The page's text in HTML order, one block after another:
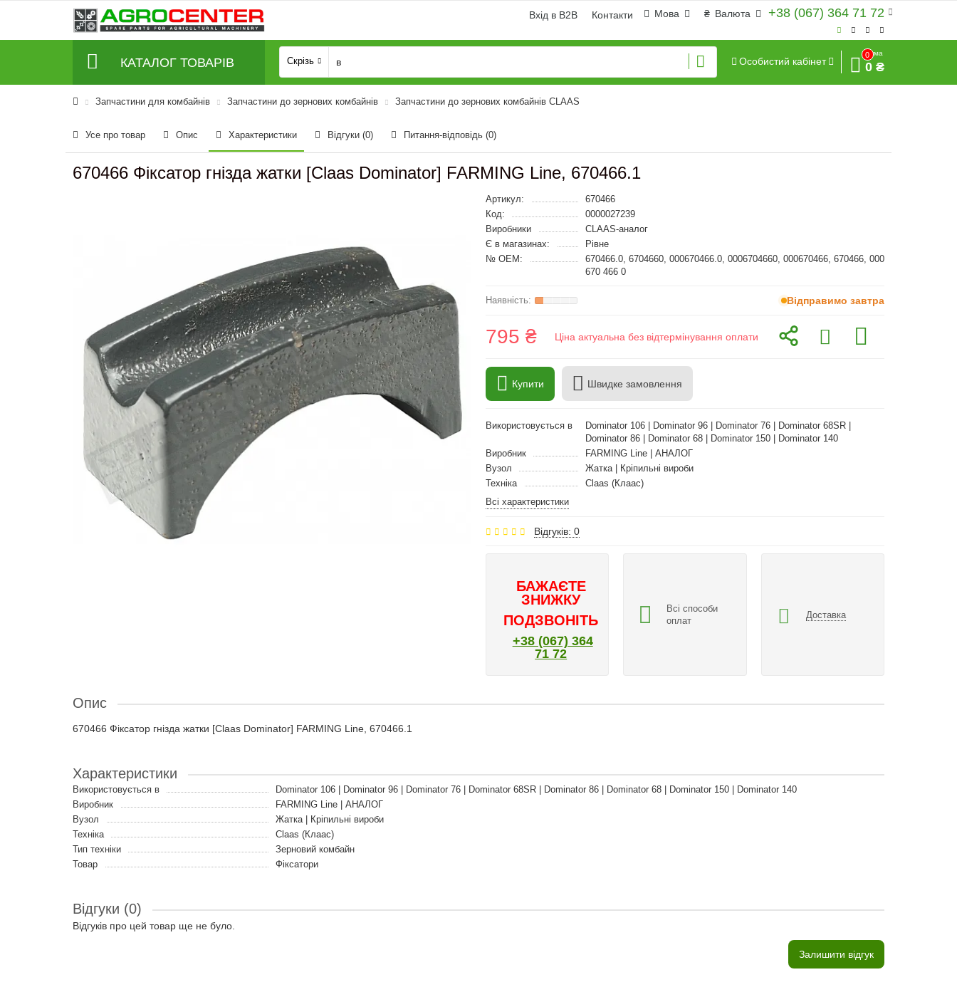
+38 (067) 364 71 72
₴ Валюта
Мова
Вхід в B2B Контакти
КАТАЛОГ ТОВАРІВ Скрізь Особистий кабінет
0
Сума
0 ₴
Запчастини для комбайнів Запчастини до зернових комбайнів Запчастини до зернових комбайнів CLAAS
Усе про товар Опис Характеристики Відгуки (0) Питання-відповідь (0)
670466 Фіксатор гнізда жатки [Claas Dominator] FARMING Line, 670466.1
Артикул:
670466
Код:
0000027239
Виробники
CLAAS-аналог
Є в магазинах:
Рівне
№ OEM:
670466.0, 6704660, 000670466.0, 0006704660, 000670466, 670466, 000
670 466 0
Відправимо завтра
795 ₴ Ціна актуальна без відтермінування оплати
Купити Швидке замовлення
Використовується в
Dominator 106 | Dominator 96 | Dominator 76 | Dominator 68SR |
Dominator 86 | Dominator 68 | Dominator 150 | Dominator 140
Виробник
FARMING Line | АНАЛОГ
Вузол
Жатка | Кріпильні вироби
Техніка
Claas (Клаас)
Всі характеристики
Відгуків: 0
БАЖАЄТЕ
ЗНИЖКУ
ПОДЗВОНІТЬ
+38 (067) 364
71 72
Всі способи
оплат
Доставка
Опис
670466 Фіксатор гнізда жатки [Claas Dominator] FARMING Line, 670466.1
Характеристики
Використовується в
Dominator 106 | Dominator 96 | Dominator 76 | Dominator 68SR | Dominator 86 | Dominator 68 | Dominator 150 | Dominator 140
Виробник
FARMING Line | АНАЛОГ
Вузол
Жатка | Кріпильні вироби
Техніка
Claas (Клаас)
Тип техніки
Зерновий комбайн
Товар
Фіксатори
Відгуки (0)
Відгуків про цей товар ще не було.
Залишити відгук